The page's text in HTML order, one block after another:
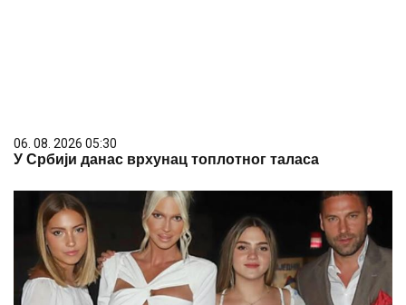
06. 08. 2026 05:30
У Србији данас врхунац топлотног таласа